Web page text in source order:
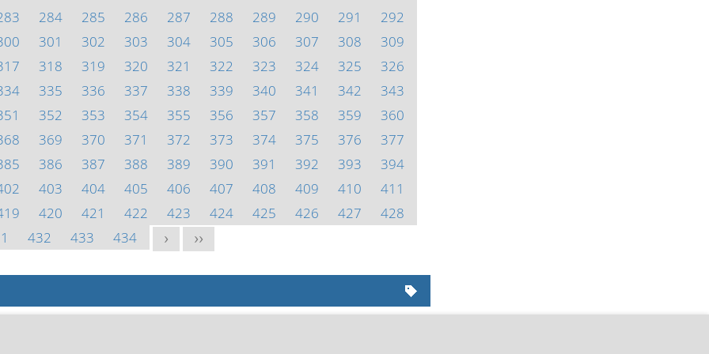
284 285 286 287 288 289 290 291
292
301 302 303 304 305 306 307 308
309
318 319 320 321 322 323 324 325
326
335 336 337 338 339 340 341 342
343
352 353 354 355 356 357 358 359
360
369 370 371 372 373 374 375 376
377
386 387 388 389 390 391 392 393
394
403 404 405 406 407 408 409 410
411
420 421 422 423 424 425 426 427
428
432 433 434 > >>